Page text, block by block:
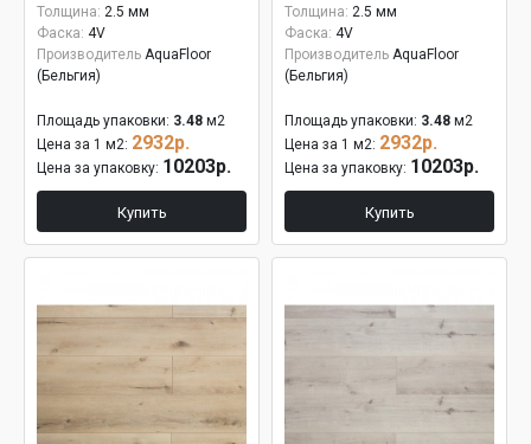
Толщина: 2.5 мм
Фаска: 4V
Производитель AquaFloor
(Бельгия)
Площадь упаковки: 3.48 м2
Цена за 1 м2: 2932р.
Цена за упаковку: 10203р.
Купить
Толщина: 2.5 мм
Фаска: 4V
Производитель AquaFloor
(Бельгия)
Площадь упаковки: 3.48 м2
Цена за 1 м2: 2932р.
Цена за упаковку: 10203р.
Купить